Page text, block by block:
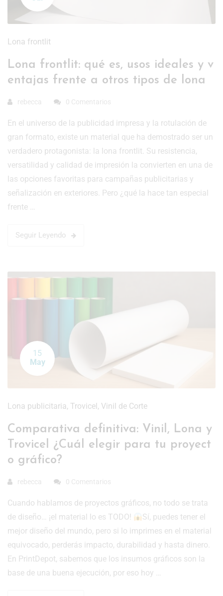
Lona frontlit
Lona frontlit: qué es, usos ideales y v
entajas frente a otros tipos de lona
rebecca 0 Comentarios
En el universo de la publicidad impresa y la rotulación de
gran formato, existe un material que ha demostrado ser un
verdadero protagonista: la lona frontlit. Su resistencia,
versatilidad y calidad de impresión la convierten en una de
las opciones favoritas para campañas publicitarias y
señalización en exteriores. Pero ¿qué la hace tan especial
frente …
Seguir Leyendo
15
May
Lona publicitaria, Trovicel , Vinil de Corte
Comparativa definitiva: Vinil, Lona y
Trovicel ¿Cuál elegir para tu proyect
o gráfico?
rebecca 0 Comentarios
Cuando hablamos de proyectos gráficos, no todo se trata
de diseño… ¡el material lo es TODO!
Sí, puedes tener el
mejor diseño del mundo, pero si lo imprimes en el material
equivocado, perderás impacto, durabilidad y hasta dinero.
En PrintDepot, sabemos que los insumos gráficos son la
base de una buena ejecución, por eso hoy …